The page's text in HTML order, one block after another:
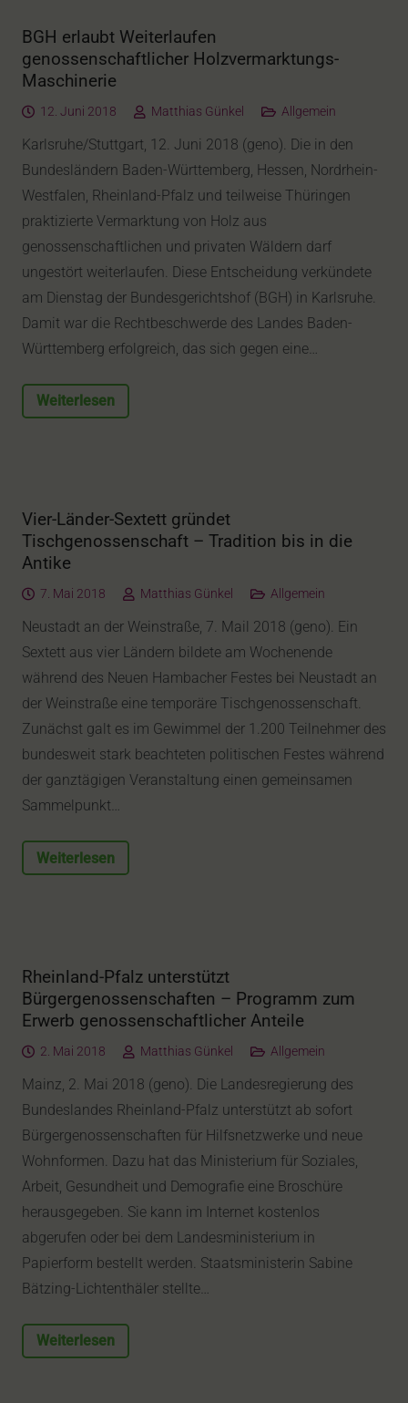
BGH erlaubt Weiterlaufen
genossenschaftlicher Holzvermarktungs-
Maschinerie
12. Juni 2018 Matthias Günkel Allgemein
Karlsruhe/Stuttgart, 12. Juni 2018 (geno). Die in den
Bundesländern Baden-Württemberg, Hessen, Nordrhein-
Westfalen, Rheinland-Pfalz und teilweise Thüringen
praktizierte Vermarktung von Holz aus
genossenschaftlichen und privaten Wäldern darf
ungestört weiterlaufen. Diese Entscheidung verkündete
am Dienstag der Bundesgerichtshof (BGH) in Karlsruhe.
Damit war die Rechtbeschwerde des Landes Baden-
Württemberg erfolgreich, das sich gegen eine…
Weiterlesen
Vier-Länder-Sextett gründet
Tischgenossenschaft – Tradition bis in die
Antike
7. Mai 2018 Matthias Günkel Allgemein
Neustadt an der Weinstraße, 7. Mail 2018 (geno). Ein
Sextett aus vier Ländern bildete am Wochenende
während des Neuen Hambacher Festes bei Neustadt an
der Weinstraße eine temporäre Tischgenossenschaft.
Zunächst galt es im Gewimmel der 1.200 Teilnehmer des
bundesweit stark beachteten politischen Festes während
der ganztägigen Veranstaltung einen gemeinsamen
Sammelpunkt…
Weiterlesen
Rheinland-Pfalz unterstützt
Bürgergenossenschaften – Programm zum
Erwerb genossenschaftlicher Anteile
2. Mai 2018 Matthias Günkel Allgemein
Mainz, 2. Mai 2018 (geno). Die Landesregierung des
Bundeslandes Rheinland-Pfalz unterstützt ab sofort
Bürgergenossenschaften für Hilfsnetzwerke und neue
Wohnformen. Dazu hat das Ministerium für Soziales,
Arbeit, Gesundheit und Demografie eine Broschüre
herausgegeben. Sie kann im Internet kostenlos
abgerufen oder bei dem Landesministerium in
Papierform bestellt werden. Staatsministerin Sabine
Bätzing-Lichtenthäler stellte…
Weiterlesen